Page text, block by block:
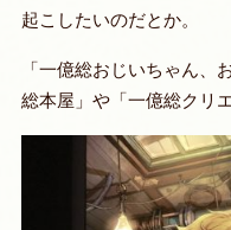
起こしたいのだとか。
「一億総おじいちゃん、
総本屋」や「一億総クリ